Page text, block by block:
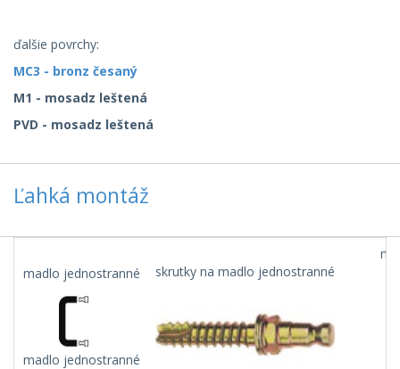
ďalšie povrchy:
MC3 - bronz česaný
M1 - mosadz leštená
PVD - mosadz leštená
Ľahká montáž
madlo jednostranné
madlo jednostranné
skrutky na madlo jednostranné